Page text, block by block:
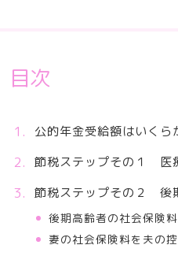
目次
公的年金受給額はいくら
節税ステップその１ 医
節税ステップその２ 後
後期高齢者の社会保険
妻の社会保険料を夫の